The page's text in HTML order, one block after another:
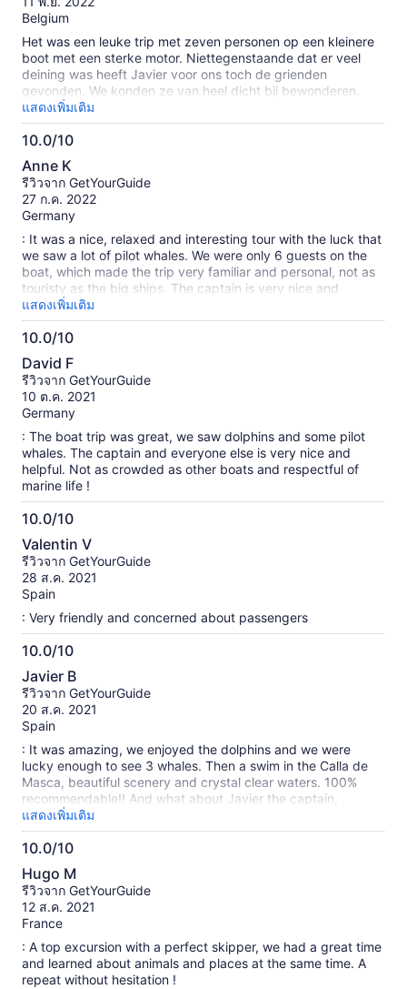
Belgium
Het was een leuke trip met zeven personen op een kleinere
boot met een sterke motor. Niettegenstaande dat er veel
deining was heeft Javier voor ons toch de grienden
gevonden. We konden ze van heel dicht bij bewonderen.
Javier heeft ons nog veel meer verteld over de
onderwaterwereld terwijl we een lekker broodje gekregen
hebben. Door de deining hebben we geen andere vissen
kliffen van San Juan. Het was een leuke ervaring!
แสดงเพิ่มเติม
10.0/10
10.0
จาก
10
Anne K
รีวิวจาก GetYourGuide
27 ก.ค. 2022
Germany
: It was a nice, relaxed and interesting tour with the luck that
we saw a lot of pilot whales. We were only 6 guests on the
boat, which made the trip very familiar and personal, not as
touristy as the big ships. The captain is very nice and
explains a lot about the animals that you saw and that live
there. You can also take a nice break at sea, not far from a
small reef where you can snorkel and swim. Drinks and
ingredients. Overall we loved the tour. A little tip: if you want
to sit in the front of the boat, you have a great view, but you
also get wet quickly. Therefore: Put on your bathing suit
beforehand. And the swell is generally strong, so don't have
too sensitive a stomach. But that certainly applies to all boat
trips here in the region ;-).
แสดงเพิ่มเติม
10.0/10
10.0
จาก
10
David F
รีวิวจาก GetYourGuide
10 ต.ค. 2021
Germany
: The boat trip was great, we saw dolphins and some pilot
whales. The captain and everyone else is very nice and
helpful. Not as crowded as other boats and respectful of
marine life !
10.0/10
10.0
จาก
10
Valentin V
รีวิวจาก GetYourGuide
28 ส.ค. 2021
Spain
: Very friendly and concerned about passengers
10.0/10
10.0
จาก
10
Javier B
รีวิวจาก GetYourGuide
20 ส.ค. 2021
Spain
: It was amazing, we enjoyed the dolphins and we were
lucky enough to see 3 whales. Then a swim in the Calla de
Masca, beautiful scenery and crystal clear waters. 100%
recommendable!! And what about Javier the captain,
friendly, careful, detailed and an expert in the environment
and in explaining everything in detail. Something to do if you
visit Tenerife.
แสดงเพิ่มเติม
10.0/10
10.0
จาก
10
Hugo M
รีวิวจาก GetYourGuide
12 ส.ค. 2021
France
: A top excursion with a perfect skipper, we had a great time
and learned about animals and places at the same time. A
repeat without hesitation !